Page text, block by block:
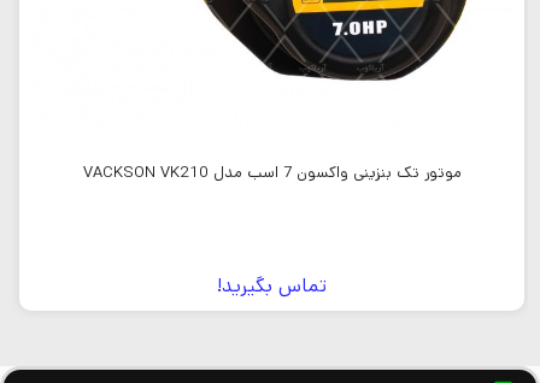
موتور تک بنزینی واکسون 7 اسب مدل VACKSON VK210
تماس بگیرید!